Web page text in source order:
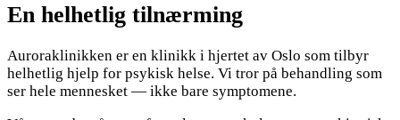
En helhetlig tilnærming
Auroraklinikken er en klinikk i hjertet av Oslo som tilbyr
helhetlig hjelp for psykisk helse. Vi tror på behandling som
ser hele mennesket — ikke bare symptomene.